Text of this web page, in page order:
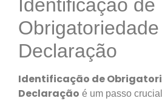
Identificação de
Declaração
Identificação de
Declaração é um passo